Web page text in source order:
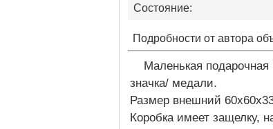
Состояние:
Подробности от автора
Маленькая подарочная
значка/ медали.
Размер внешний
Коробка имеет защелку,